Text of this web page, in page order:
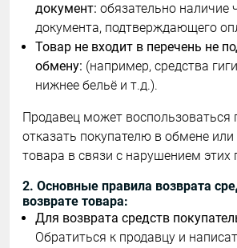
документ: обязательно наличие
документа, подтверждающего
Товар не входит в перечень не
обмену: (например, средства
нижнее бельё и т.д.).
Продавец может воспользоваться
отказать покупателю в обмене или
товара в связи с нарушением этих
2. Основные правила возврата
возврате товара:
Для возврата средств
Обратиться к продавцу и